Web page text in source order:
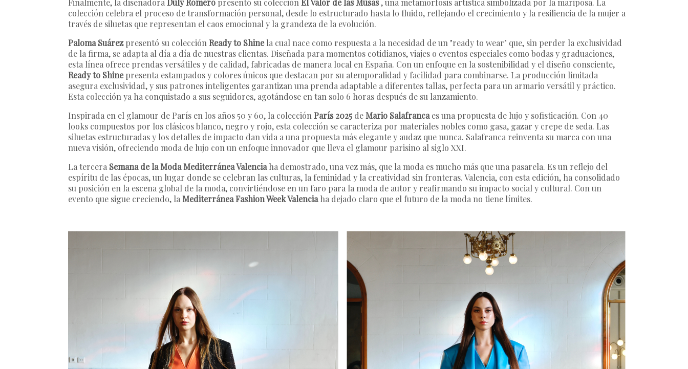
Finalmente, la diseñadora Duly Romero presentó su colección El Valor de las Musas, una metamorfosis artística simbolizada por la mariposa. La
colección celebra el proceso de transformación personal, desde lo estructurado hasta lo fluido, reflejando el crecimiento y la resiliencia de la mujer a
través de siluetas que representan el caos emocional y la grandeza de la evolución.
Paloma Suárezpresentó su colección Ready to Shinela cual nace como respuesta a la necesidad de un "ready to wear" que, sin perder la exclusividad
de la firma, se adapta al día a día de nuestras clientas. Diseñada para momentos cotidianos, viajes o eventos especiales como bodas y graduaciones,
esta línea ofrece prendas versátiles y de calidad, fabricadas de manera local en España. Con un enfoque en la sostenibilidad y el diseño consciente,
Ready to Shinepresenta estampados y colores únicos que destacan por su atemporalidad y facilidad para combinarse. La producción limitada
asegura exclusividad, y sus patrones inteligentes garantizan una prenda adaptable a diferentes tallas, perfecta para un armario versátil y práctico.
Esta colección ya ha conquistado a sus seguidores, agotándose en tan solo 6 horas después de su lanzamiento.
Inspirada en el glamour de París en los años 50 y 60, la colección París 2025 deMario Salafrancaes una propuesta de lujo y sofisticación. Con 40
looks compuestos por los clásicos blanco, negro y rojo, esta colección se caracteriza por materiales nobles como gasa, gazar y crepe de seda. Las
siluetas estructuradas y los detalles de impacto dan vida a una propuesta más elegante y audaz que nunca. Salafranca reinventa su marca con una
nueva visión, ofreciendo moda de lujo con un enfoque innovador que lleva el glamour parisino al siglo XXI.
La tercera Semana de la Moda Mediterránea Valenciaha demostrado, una vez más, que la moda es mucho más que una pasarela. Es un reflejo del
espíritu de las épocas, un lugar donde se celebran las culturas, la feminidad y la creatividad sin fronteras. Valencia, con esta edición, ha consolidado
su posición en la escena global de la moda, convirtiéndose en un faro para la moda de autor y reafirmando su impacto social y cultural. Con un
evento que sigue creciendo, la Mediterránea Fashion Week Valenciaha dejado claro que el futuro de la moda no tiene límites.